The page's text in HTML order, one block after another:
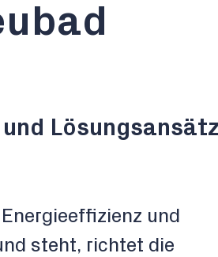
und
steht, richtet die